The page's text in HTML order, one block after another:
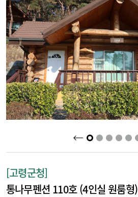
2 3 4 5 6
[고령군청]
통나무펜션 110호 (4인실 원룸형)